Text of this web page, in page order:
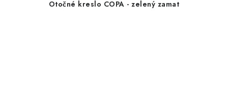
Otočné kreslo COPA - zelený zamat